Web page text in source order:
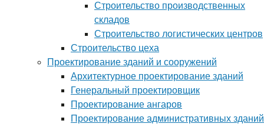
Строительство производственных
складов
Строительство логистических центров
Строительство цеха
Проектирование зданий и сооружений
Архитектурное проектирование зданий
Генеральный проектировщик
Проектирование ангаров
Проектирование административных зданий